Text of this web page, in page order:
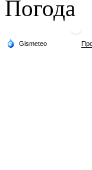
Погода